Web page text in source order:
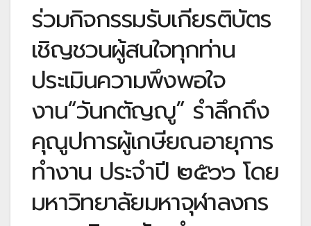
ร่วมกิจกรรมรับเกียรติบัตร
เชิญชวนผู้สนใจทุกท่าน
ประเมินความพึงพอใจ
งาน“วันกตัญญู” รำลึกถึง
คุณูปการผู้เกษียณอายุการ
ทำงาน ประจำปี ๒๕๖๖ โดย
มหาวิทยาลัยมหาจุฬาลงกร